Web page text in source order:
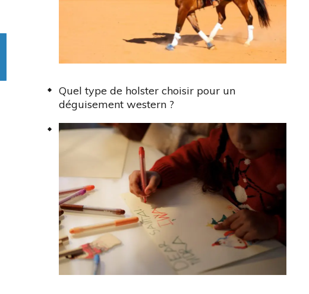
Quel type de holster choisir pour un
déguisement western ?